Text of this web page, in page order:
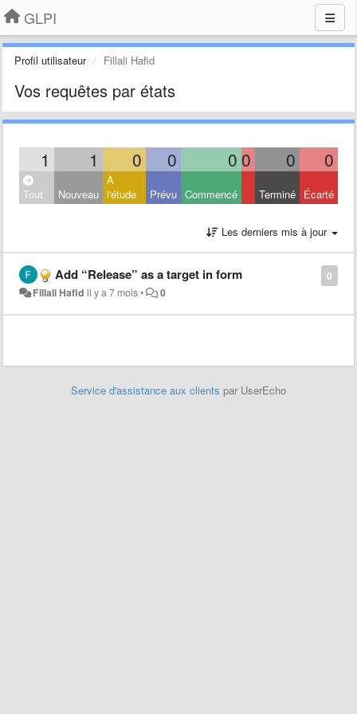
GLPI
Profil utilisateur Fillali Hafid
Vos requêtes par états
1 1 0 0 0 0 0 0
Tout Nouveau
À
l'étude
Prévu Commencé Terminé Écarté
Les derniers mis à jour
0
Add “Release” as a target in form
Fillali Hafid il y a 7 mois• 0
Service d'assistance aux clients par UserEcho